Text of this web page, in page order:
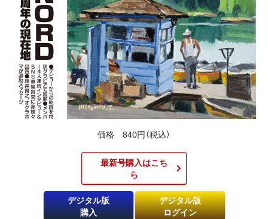
価格 840円（税込）
最新号購入はこち
ら​
デジタル版
購入
デジタル版
ログイン